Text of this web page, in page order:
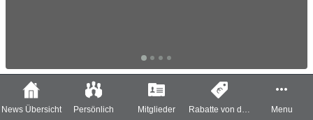
News Übersicht Persönlich Mitglieder
Rabatte von der
Menu